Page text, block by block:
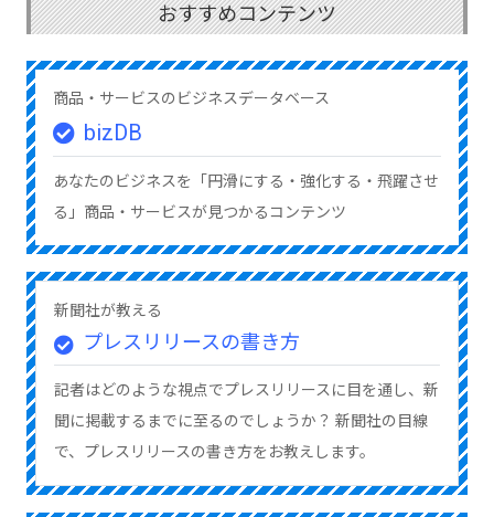
おすすめコンテンツ
商品・サービスのビジネスデータベース
bizDB
あなたのビジネスを「円滑にする・強化する・飛躍させ
る」商品・サービスが見つかるコンテンツ
新聞社が教える
プレスリリースの書き方
記者はどのような視点でプレスリリースに目を通し、新
聞に掲載するまでに至るのでしょうか？ 新聞社の目線
で、プレスリリースの書き方をお教えします。